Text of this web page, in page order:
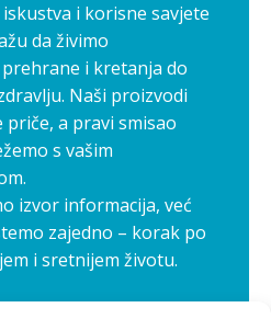
i korisne savjete
da živimo
i kretanja do
Naši proizvodi
priče, a pravi smisao
s vašim
izvor informacija, već
zajedno – korak po
i sretnijem životu.